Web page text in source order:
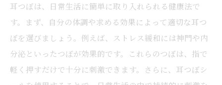
耳つぼを通じて実現する理想的なプロポー
ション
耳つぼが導く新たな美容の可能性
耳つぼ施術の魅力を広げるために
耳つぼは、日常生活に簡単に取り入れられる健康法で
す。まず、自分の体調や求める効果によって適切な耳つ
ぼを選びましょう。例えば、ストレス緩和には神門や内
分泌といったつぼが効果的です。これらのつぼは、指で
軽く押すだけで十分に刺激できます。さらに、耳つぼシ